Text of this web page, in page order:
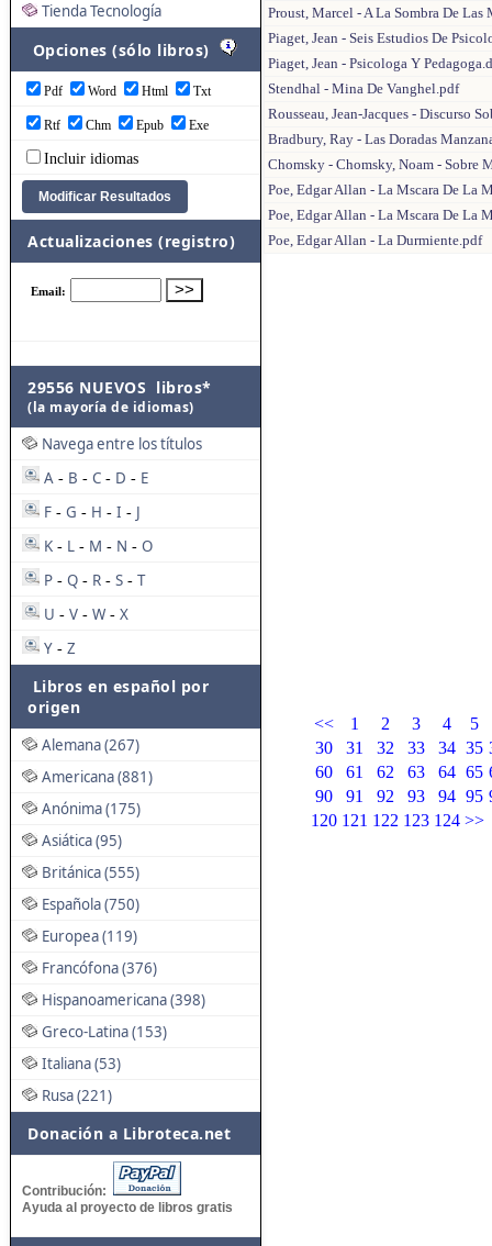
Tienda Tecnología
Opciones (sólo libros)
Pdf Word Html Txt
Rtf Chm Epub Exe
Incluir idiomas
Actualizaciones (registro)
29556 NUEVOS libros*
(la mayoría de idiomas)
Navega entre los títulos
A - B - C - D - E
F - G - H - I - J
K - L - M - N - O
P - Q - R - S - T
U - V - W - X
Y - Z
Libros en español por
origen
Alemana (267)
Americana (881)
Anónima (175)
Asiática (95)
Británica (555)
Española (750)
Europea (119)
Francófona (376)
Hispanoamericana (398)
Greco-Latina (153)
Italiana (53)
Rusa (221)
Donación a Libroteca.net
Contribución:
Ayuda al proyecto de libros gratis
Proust, Marcel - A La Sombra De Las
Piaget, Jean - Seis Estudios De
Piaget, Jean - Psicologa Y
Stendhal - Mina De Vanghel.pdf
Rousseau, Jean-Jacques - Discurso
Bradbury, Ray - Las Doradas
Chomsky - Chomsky, Noam - Sobre
Poe, Edgar Allan - La Mscara De La
Poe, Edgar Allan - La Mscara De La
Poe, Edgar Allan - La Durmiente.pdf
<< 1 2 3 4
5
30
31 32 33 34 35
60
61 62 63 64 65
90
91 92 93 94 95
120 121 122 123 124 >>